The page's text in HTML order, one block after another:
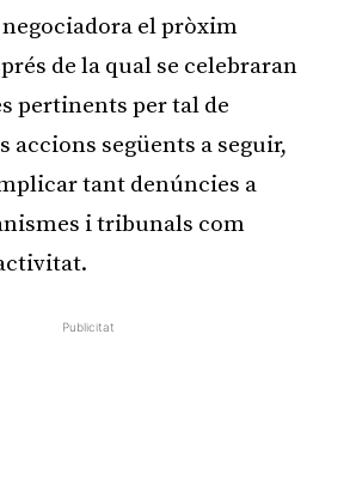
el pròxim
de la qual se celebraran
pertinents per tal de
accions següents a seguir,
tant denúncies a
i tribunals com
Publicitat